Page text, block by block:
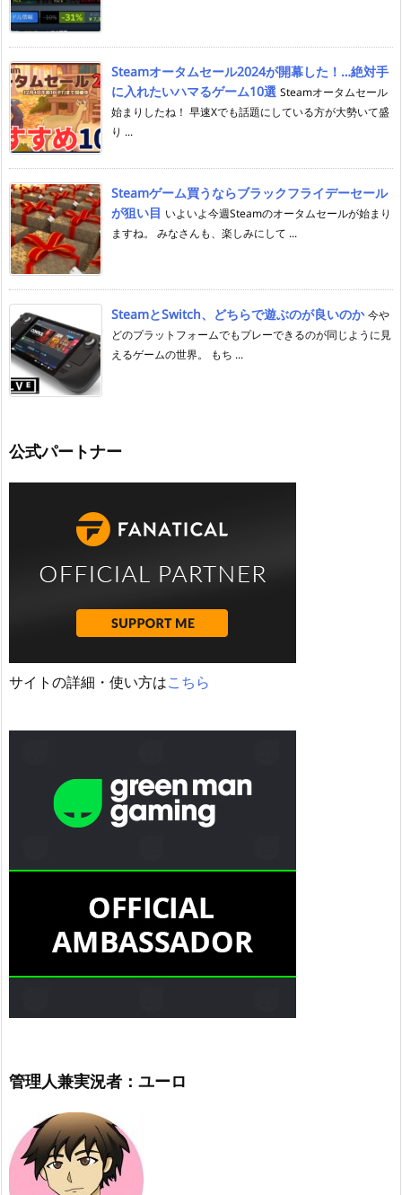
Steamオータムセール2024が開幕した！…絶対手
に入れたいハマるゲーム10選 Steamオータムセール
始まりしたね！ 早速Xでも話題にしている方が大勢いて盛
り ...
Steamゲーム買うならブラックフライデーセール
が狙い目 いよいよ今週Steamのオータムセールが始まり
ますね。 みなさんも、楽しみにして ...
SteamとSwitch、どちらで遊ぶのが良いのか 今や
どのプラットフォームでもプレーできるのが同じように見
えるゲームの世界。 もち ...
公式パートナー
サイトの詳細・使い方はこちら
管理人兼実況者：ユーロ